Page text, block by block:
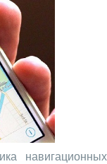
навигационных